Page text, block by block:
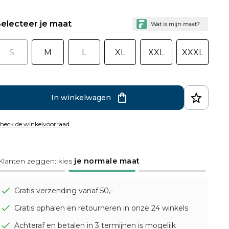
je maat
S M L XL XXL XXXL
In winkelwagen
de winkelvoorraad
zeggen: kies je normale maat
Gratis verzending vanaf 50,-
Gratis ophalen en retourneren in onze 24 winkels
Achteraf en betalen in 3 termijnen is mogelijk